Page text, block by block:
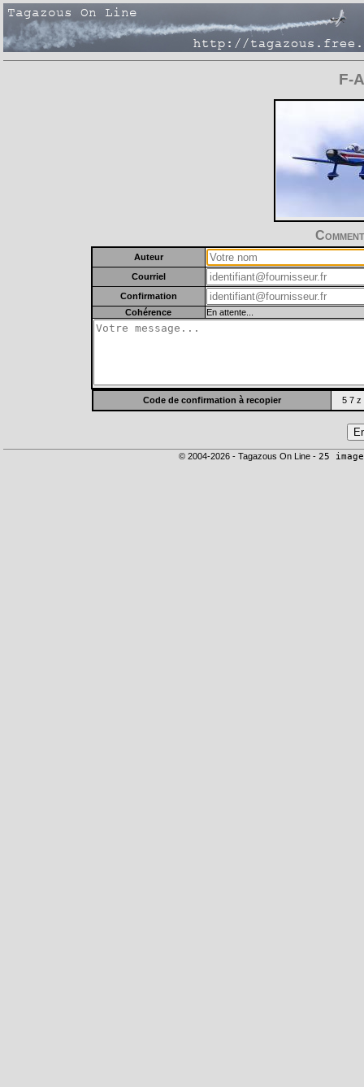
F-
Auteur
Courriel
Confirmation
Cohérence
En attente...
Code de confirmation à recopier 5 7 z
© 2004-2026 - Tagazous On Line - 25